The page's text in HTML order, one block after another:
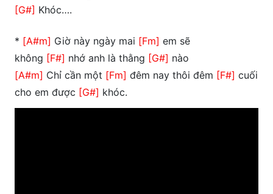
[G#] Khóc….
* [A#m] Giờ này ngày mai [Fm] em sẽ
không [F#] nhớ anh là thằng [G#] nào
[A#m] Chỉ cần một [Fm] đêm nay thôi đêm [F#] cuối
cho em được [G#] khóc.